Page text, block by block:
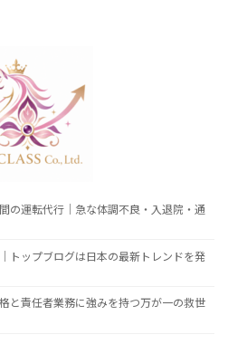
の運転代行｜急な体調不良・入退院・通
トップブログは日本の最新トレンドを発
と責任者業務に強みを持つ万が一の救世